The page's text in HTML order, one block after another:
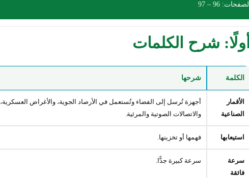
الصفحات: 96 – 97
أولًا: شرح الكلمات
الكلمة شرحها
الأقمار
الصناعية
أجهزة تُرسل إلى الفضاء وتُستعمل في الأرصاد الجوية، والأغراض العسكرية،
والاتصالات الصوتية والمرئية.
استيعابها فهمها أو تخزينها.
سرعة
فائقة
سرعة كبيرة جدًّا.